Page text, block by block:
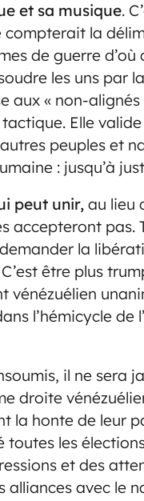
et sa musique.
compterait la
de guerre
les uns par
aux « non-
Elle
peuples et
: jusqu’à
peut unir, au lieu
accepteront
la
être plus
vénézuélien
l’hémicycle
il ne sera
droite
la honte de leur
les
et des
alliances avec le